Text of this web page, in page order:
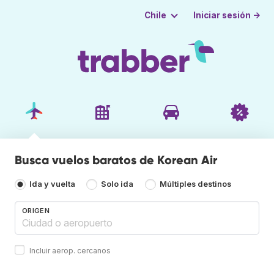
Chile Iniciar sesión →
Busca vuelos baratos de Korean Air
Ida y vuelta Solo ida Múltiples destinos
ORIGEN
Incluir aerop. cercanos